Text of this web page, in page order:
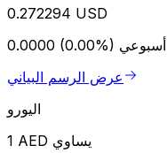
0.272294 USD
0.0000 (0.00%) أسبوعي
عرض الرسم البياني
اليورو
1 AED يساوي